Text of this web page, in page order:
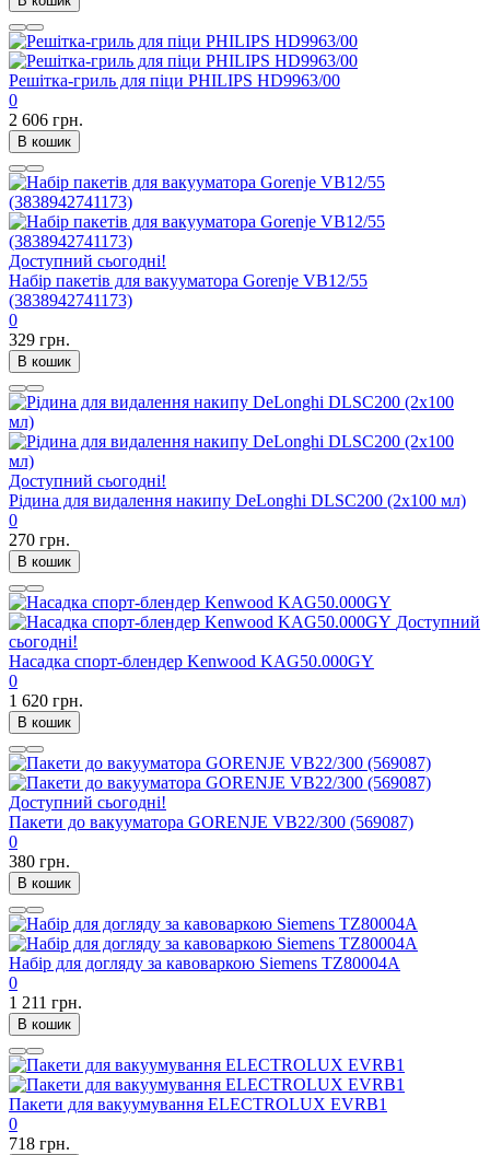
Решітка-гриль для піци PHILIPS HD9963/00
0
2 606 грн.
В кошик
Доступний сьогодні!
Набір пакетів для вакууматора Gorenje VB12/55
(3838942741173)
0
329 грн.
В кошик
Доступний сьогодні!
Рідина для видалення накипу DeLonghi DLSC200 (2х100 мл)
0
270 грн.
В кошик
Доступний
сьогодні!
Насадка спорт-блендер Kenwood KAG50.000GY
0
1 620 грн.
В кошик
Доступний сьогодні!
Пакети до вакууматора GORENJE VB22/300 (569087)
0
380 грн.
В кошик
Набір для догляду за кавоваркою Siemens TZ80004A
0
1 211 грн.
В кошик
Пакети для вакуумування ELECTROLUX EVRB1
0
718 грн.